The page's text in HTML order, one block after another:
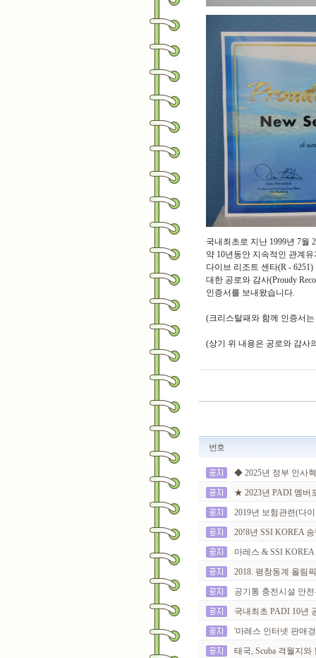
국내최초로 지난 1999년 7월
약 10년동안 지속적인 관계
다이브 리조트 센타(R -
대한 공로와 감사(Proudy
인증서를 보내왔습니다.
(크리스탈패와 함께 인증서는
(상기 위 내용은 공로와 감사
번호
◆ 2025년 정부 인사
★ 2023년 PADI 멤버
2019년 보험관련(다
20!8년 SSI KOREA
마레스 & SSI
2018. 평창동계 올림
공기통 충전시설 안
국내최초 PADI 10년
'마레스 인터넷 판매
태국, Scuba 격월지